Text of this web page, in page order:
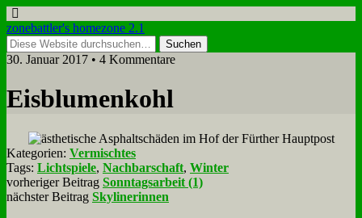
zonebattler's homezone 2.1
30. Januar 2017 • 4 Kommentare
Eis­blu­men­kohl
Kategorien: Vermischtes
Tags: Lichtspiele, Nachbarschaft, Winter
vorheriger Beitrag Sonntagsarbeit (1)
nächster Beitrag Skylinerinnen